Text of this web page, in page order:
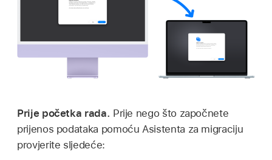
Prije početka rada. Prije nego što započnete
prijenos podataka pomoću Asistenta za migraciju
provjerite sljedeće: